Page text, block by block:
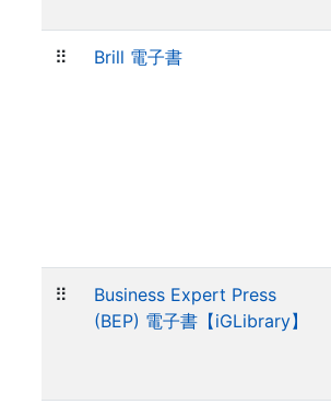
⠿ Brill 電子書
⠿
Business Expert Press
(BEP) 電子書【iGLibrary】